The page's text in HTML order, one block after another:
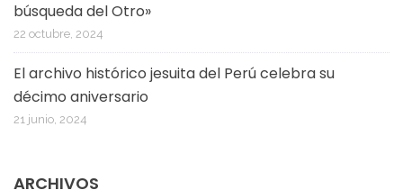
búsqueda del Otro»
22 octubre, 2024
El archivo histórico jesuita del Perú celebra su
décimo aniversario
21 junio, 2024
ARCHIVOS